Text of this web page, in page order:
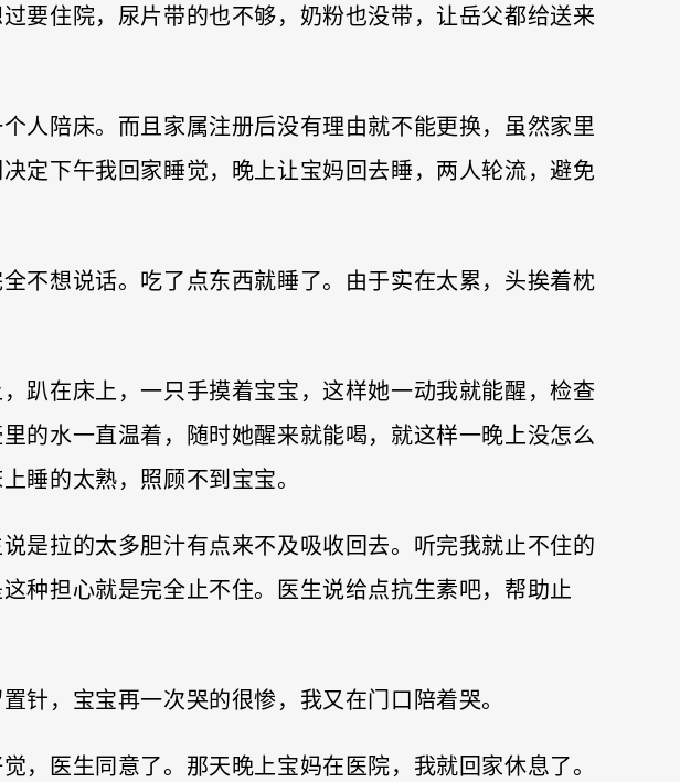
要住院，尿片带的也不够，奶粉也没带，让岳父都给送来
人陪床。而且家属注册后没有理由就不能更换，虽然家里
定下午我回家睡觉，晚上让宝妈回去睡，两人轮流，避免
不想说话。吃了点东西就睡了。由于实在太累，头挨着枕
趴在床上，一只手摸着宝宝，这样她一动我就能醒，检查
的水一直温着，随时她醒来就能喝，就这样一晚上没怎么
睡的太熟，照顾不到宝宝。
是拉的太多胆汁有点来不及吸收回去。听完我就止不住的
种担心就是完全止不住。医生说给点抗生素吧，帮助止
针，宝宝再一次哭的很惨，我又在门口陪着哭。
，医生同意了。那天晚上宝妈在医院，我就回家休息了。